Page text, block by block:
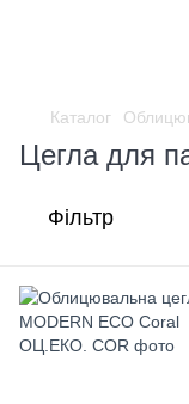
Каталог
Цегла для
Фільтр